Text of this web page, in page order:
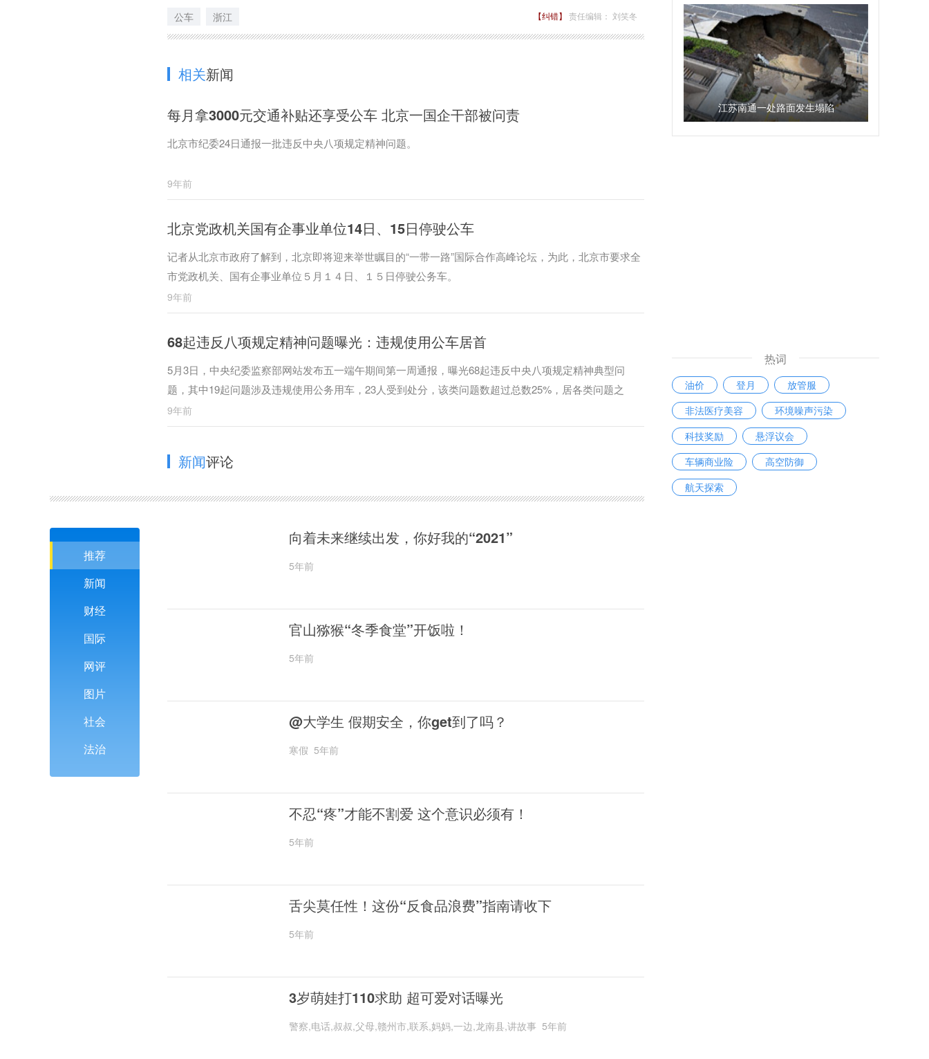
公车 浙江 【纠错】 责任编辑： 刘笑冬
相关新闻
每月拿3000元交通补贴还享受公车 北京一国企干部被问责
北京市纪委24日通报一批违反中央八项规定精神问题。
9年前
北京党政机关国有企事业单位14日、15日停驶公车
记者从北京市政府了解到，北京即将迎来举世瞩目的“一带一路”国际合作高峰论坛，为此，北京市要求全
市党政机关、国有企事业单位５月１４日、１５日停驶公务车。
9年前
68起违反八项规定精神问题曝光：违规使用公车居首
5月3日，中央纪委监察部网站发布五一端午期间第一周通报，曝光68起违反中央八项规定精神典型问
题，其中19起问题涉及违规使用公务用车，23人受到处分，该类问题数超过总数25%，居各类问题之
首。
9年前
新闻评论
推荐
新闻
财经
国际
网评
图片
社会
法治
向着未来继续出发，你好我的“2021”
5年前
官山猕猴“冬季食堂”开饭啦！
5年前
@大学生 假期安全，你get到了吗？
寒假 5年前
不忍“疼”才能不割爱 这个意识必须有！
5年前
舌尖莫任性！这份“反食品浪费”指南请收下
5年前
3岁萌娃打110求助 超可爱对话曝光
警察,电话,叔叔,父母,赣州市,联系,妈妈,一边,龙南县,讲故事 5年前
江苏南通一处路面发生塌陷
热词
油价 登月
放管服
非法医疗美容
环境噪声污染
科技奖励
悬浮议会
车辆商业险
高空防御
航天探索